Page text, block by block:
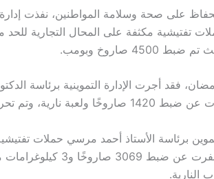
على صحة وسلامة المواطنين، نفذت
تفتيشية مكثفة على المحال التجارية
صاروخ وبومب.
فقد أجرت الإدارة التموينية برئاسة
تحرير محضر بالواقعة.
برئاسة الأستاذ أحمد مرسي حملات
وتداول الألعاب النارية، وأسفرت
النارية.